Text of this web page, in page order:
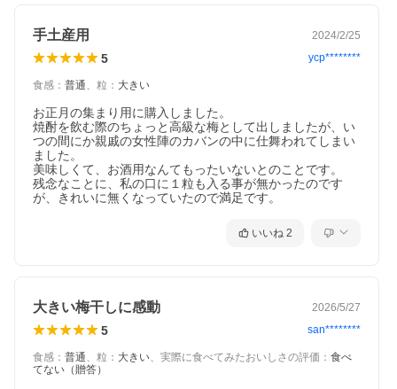
手土産用 2024/2/25
5 ycp********
食感 ： 普通、 粒 ： 大きい
お正月の集まり用に購入しました。
焼酎を飲む際のちょっと高級な梅として出しましたが、い
つの間にか親戚の女性陣のカバンの中に仕舞われてしまい
ました。
美味しくて、お酒用なんてもったいないとのことです。
残念なことに、私の口に１粒も入る事が無かったのです
が、きれいに無くなっていたので満足です。
いいね 2
大きい梅干しに感動 2026/5/27
5 san********
食感 ： 普通、 粒 ： 大きい、 実際に食べてみたおいしさの評価 ： 食べ
てない（贈答）